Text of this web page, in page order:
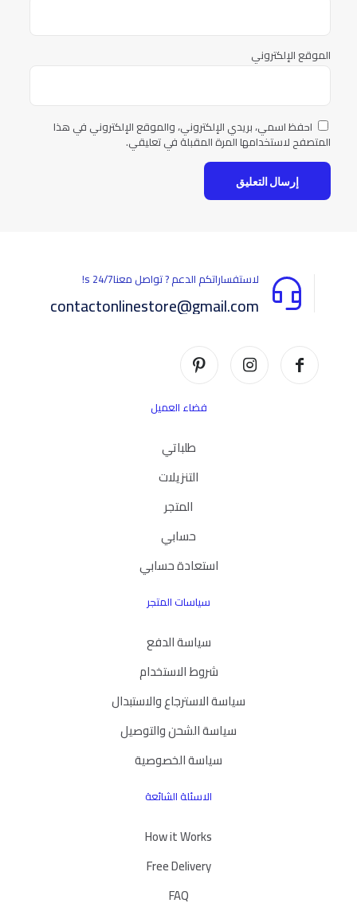
الموقع الإلكتروني
احفظ اسمي، بريدي الإلكتروني، والموقع الإلكتروني في هذا
المتصفح لاستخدامها المرة المقبلة في تعليقي.
لاستفساراتكم الدعم ? تواصل معناs 24/7!
contactonlinestore@gmail.com
فضاء العميل
طلباتي
التنزيلات
المتجر
حسابي
استعادة حسابي
سياسات المتجر
سياسة الدفع
شروط الاستخدام
سياسة الاسترجاع والاستبدال
سياسة الشحن والتوصيل
سياسة الخصوصية
الاسئلة الشائعة
How it Works
Free Delivery
FAQ